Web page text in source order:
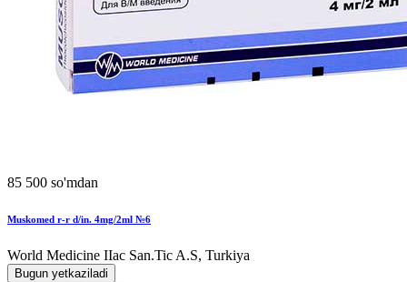
85 500 so'mdan
Muskomed r-r d/in. 4mg/2ml №6
World Мedicine IIac San.Tic A.S, Turkiya
Bugun yetkaziladi